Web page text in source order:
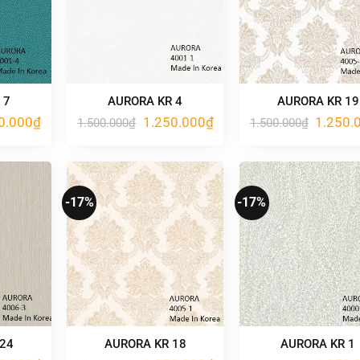
7
₫Giá
hiện
1.250.000₫.
AURORA KR 4
1.500.000₫ Giá
1.250.000₫Giá
hiện
1.250.000₫.
AURORA KR 19
1.500.000₫ Giá
-17%
AURORA KR 18
-17%
AURORA KR 1